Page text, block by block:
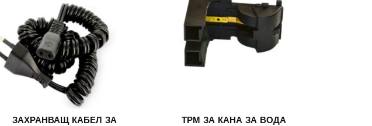
ЗАХРАНВАЩ КАБЕЛ ЗА
ТРМ ЗА КАНА ЗА ВОДА